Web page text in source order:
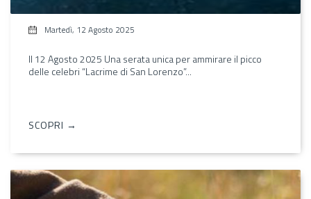
Martedì, 12 Agosto 2025
Il 12 Agosto 2025 Una serata unica per ammirare il picco
delle celebri “Lacrime di San Lorenzo”...
SCOPRI →